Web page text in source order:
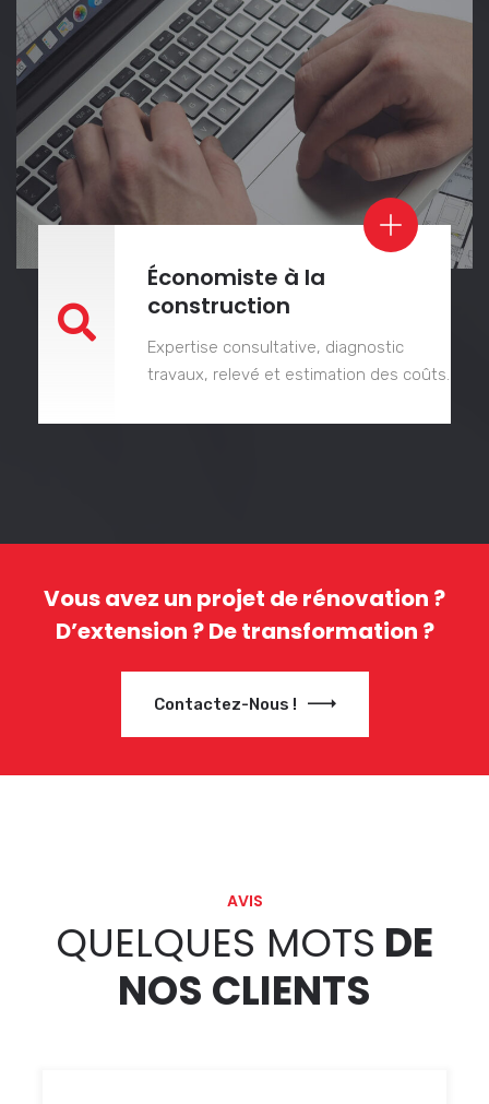
Économiste à la
construction
Expertise consultative, diagnostic
travaux, relevé et estimation des coûts.
Vous avez un projet de rénovation ?
D’extension ? De transformation ?
Contactez-Nous !
AVIS
QUELQUES MOTS DE
NOS CLIENTS